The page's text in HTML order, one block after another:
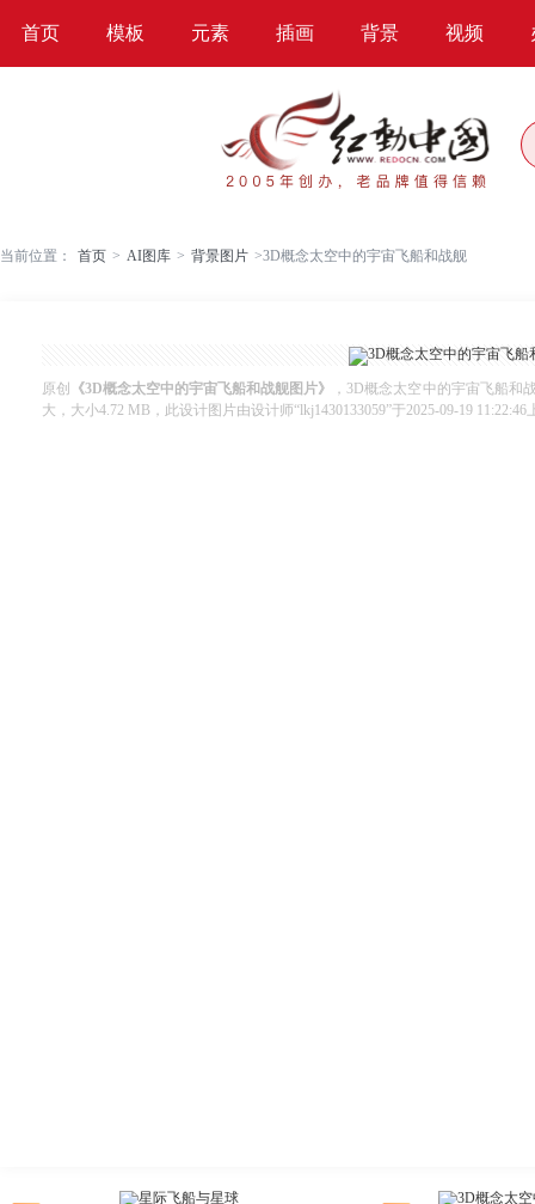
首页 模板 元素 插画 背景 视频
当前位置： 首页 > AI图库 > 背景图片 >3D概念太空中的宇宙飞船和战舰
原创 《3D概念太空中的宇宙飞船和战舰图片》
，3D概念太空中的宇宙飞船和
大，大小4.72 MB，此设计图片由设计师“lkj1430133059”于2025-09-19 11:22:46